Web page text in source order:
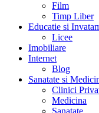
Film
Timp Liber
Educatie si
Licee
Imobiliare
Internet
Blog
Sanatate si
Clinici
Medicina
Sanatate